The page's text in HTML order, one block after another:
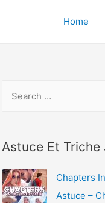
Home
r
h
f
Astuce Et Triche
Chapters
Astuce –